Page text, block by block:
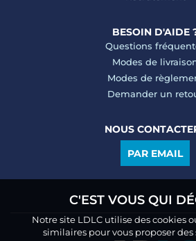
BESOIN D'AIDE
Questions
Modes de
Modes de
Demander un
NOUS
PAR EMAIL
C'EST VOUS QUI
Notre site LDLC utilise des cookies
similaires pour vous proposer des